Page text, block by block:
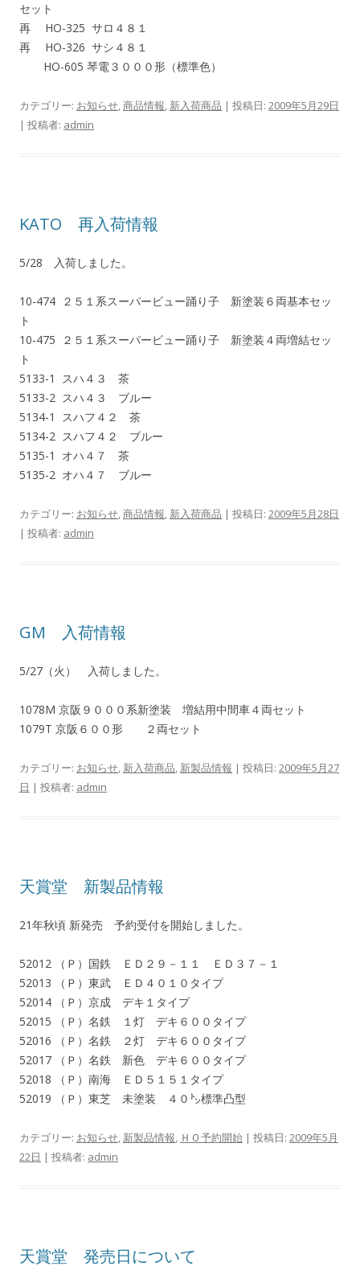
セット
再 HO-325 サロ４８１
再 HO-326 サシ４８１
HO-605 琴電３０００形（標準色）
カテゴリー: お知らせ,商品情報, 新入荷商品 | 投稿日: 2009年5月29日
| 投稿者: admin
KATO 再入荷情報
5/28 入荷しました。
10-474 ２５１系スーパービュー踊り子 新塗装６両基本セッ
ト
10-475 ２５１系スーパービュー踊り子 新塗装４両増結セッ
ト
5133-1 スハ４３ 茶
5133-2 スハ４３ ブルー
5134-1 スハフ４２ 茶
5134-2 スハフ４２ ブルー
5135-1 オハ４７ 茶
5135-2 オハ４７ ブルー
カテゴリー: お知らせ,商品情報, 新入荷商品 | 投稿日: 2009年5月28日
| 投稿者: admin
GM 入荷情報
5/27（火） 入荷しました。
1078M 京阪９０００系新塗装 増結用中間車４両セット
1079T 京阪６００形 ２両セット
カテゴリー: お知らせ, 新入荷商品, 新製品情報 | 投稿日: 2009年5月27
日 | 投稿者: admin
天賞堂 新製品情報
21年秋頃 新発売 予約受付を開始しました。
52012 （Ｐ）国鉄 ＥＤ２９－１１ ＥＤ３７－１
52013 （Ｐ）東武 ＥＤ４０１０タイプ
52014 （Ｐ）京成 デキ１タイプ
52015 （Ｐ）名鉄 １灯 デキ６００タイプ
52016 （Ｐ）名鉄 ２灯 デキ６００タイプ
52017 （Ｐ）名鉄 新色 デキ６００タイプ
52018 （Ｐ）南海 ＥＤ５１５１タイプ
52019 （Ｐ）東芝 未塗装 ４０㌧標準凸型
カテゴリー: お知らせ, 新製品情報, ＨＯ予約開始 | 投稿日: 2009年5月
22日 | 投稿者: admin
天賞堂 発売日について